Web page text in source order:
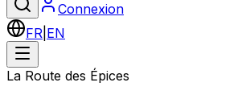
Connexion
FR EN
La Route des Épices